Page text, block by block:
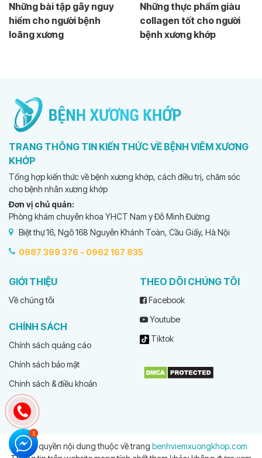
Những bài tập gây nguy
hiểm cho người bệnh
loãng xương
Những thực phẩm giàu
collagen tốt cho người
bệnh xương khớp
TRANG THÔNG TIN KIẾN THỨC VỀ BỆNH VIÊM XƯƠNG
KHỚP
Tổng hợp kiến thức về bệnh xương khớp, cách điều trị, chăm sóc
cho bệnh nhân xương khớp
Đơn vị chủ quản:
Phòng khám chuyên khoa YHCT Nam y Đỗ Minh Đường
Biệt thự 16, Ngõ 168 Nguyễn Khánh Toàn, Cầu Giấy, Hà Nội
0987 399 376 - 0962 167 835
GIỚI THIỆU
Về chúng tôi
CHÍNH SÁCH
Chính sách quảng cáo
Chính sách bảo mật
Chính sách & điều khoản
THEO DÕI CHÚNG TÔI
Facebook
Youtube
Tiktok
© Bản quyền nội dung thuộc về trang benhviemxuongkhop.com